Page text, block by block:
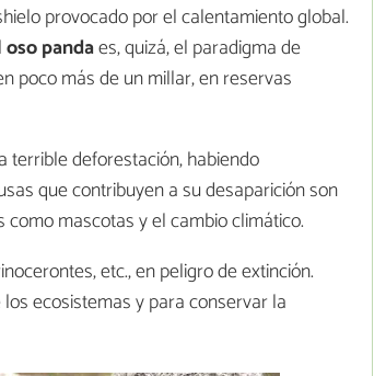
provocado por el calentamiento global.
oso pandaes, quizá, el paradigma de
poco más de un millar, en reservas
terrible deforestación, habiendo
que contribuyen a su desaparición son
mascotas y el cambio climático.
etc., en peligro de extinción.
ecosistemas y para conservar la